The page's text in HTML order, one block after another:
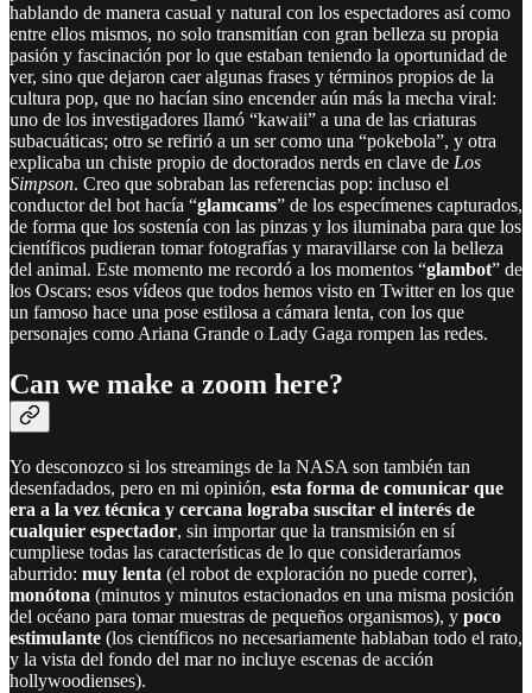
hablando de manera casual y natural con los espectadores así como
entre ellos mismos, no solo transmitían con gran belleza su propia
pasión y fascinación por lo que estaban teniendo la oportunidad de
ver, sino que dejaron caer algunas frases y términos propios de la
cultura pop, que no hacían sino encender aún más la mecha viral:
uno de los investigadores llamó “kawaii” a una de las criaturas
subacuáticas; otro se refirió a un ser como una “pokebola”, y otra
explicaba un chiste propio de doctorados nerds en clave de Los
Simpson. Creo que sobraban las referencias pop: incluso el
conductor del bot hacía “glamcams” de los especímenes capturados,
de forma que los sostenía con las pinzas y los iluminaba para que los
científicos pudieran tomar fotografías y maravillarse con la belleza
del animal. Este momento me recordó a los momentos “glambot” de
los Oscars: esos vídeos que todos hemos visto en Twitter en los que
un famoso hace una pose estilosa a cámara lenta, con los que
personajes como Ariana Grande o Lady Gaga rompen las redes.
Can we make a zoom here?
Yo desconozco si los streamings de la NASA son también tan
desenfadados, pero en mi opinión, esta forma de comunicar que
era a la vez técnica y cercana lograba suscitar el interés de
cualquier espectador, sin importar que la transmisión en sí
cumpliese todas las características de lo que consideraríamos
aburrido: muy lenta (el robot de exploración no puede correr),
monótona (minutos y minutos estacionados en una misma posición
del océano para tomar muestras de pequeños organismos), y poco
estimulante (los científicos no necesariamente hablaban todo el rato,
y la vista del fondo del mar no incluye escenas de acción
hollywoodienses).